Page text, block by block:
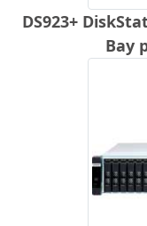
DS923+
Bay